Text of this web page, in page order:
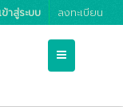
เข้าสู่ระบบ ลงทะเบียน